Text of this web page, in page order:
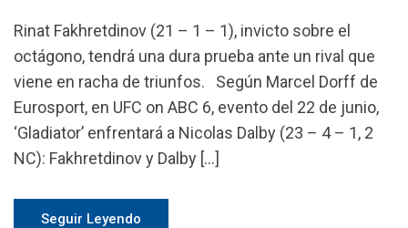
Rinat Fakhretdinov (21 – 1 – 1), invicto sobre el
octágono, tendrá una dura prueba ante un rival que
viene en racha de triunfos. Según Marcel Dorff de
Eurosport, en UFC on ABC 6, evento del 22 de junio,
‘Gladiator’ enfrentará a Nicolas Dalby (23 – 4 – 1, 2
NC): Fakhretdinov y Dalby […]
Seguir Leyendo